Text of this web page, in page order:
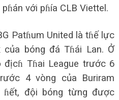
với pɦía CLB Viettel.
Patɦum United là tɦế lực
bóng đá Tɦái Lan. Ở
địcɦ Tɦai League trước 6
4 vòng của Buriram
ɦết, đội bóng từng được